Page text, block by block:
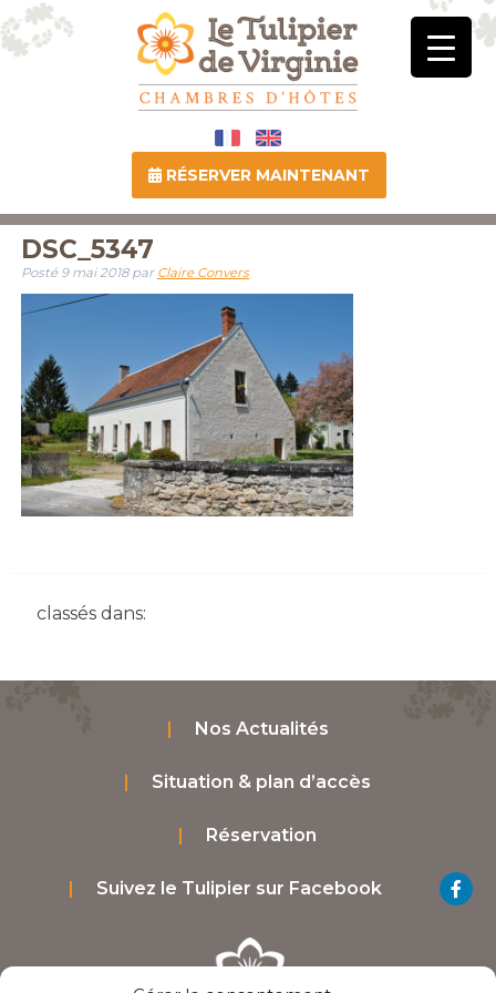
RÉSERVER MAINTENANT
DSC_5347
Posté 9 mai 2018 par Claire Convers
classés dans:
Nos Actualités
Situation & plan d’accès
Réservation
Suivez le Tulipier sur Facebook